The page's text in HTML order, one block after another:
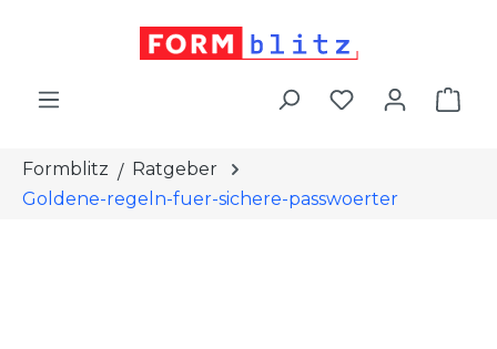
Formblitz
Ratgeber
Goldene-regeln-fuer-sichere-passwoerter